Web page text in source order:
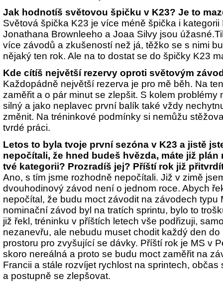
Jak hodnotíš světovou špičku v K23? Je to
Světová špička K23 je více méně špička i
Jonathana Brownleeho a Joaa Silvy jsou
více závodů a zkušeností než já, těžko se s nimi
nějaký ten rok. Ale na to dostat se do špičky K23
Kde cítíš největší rezervy oproti světovým
Každopádně největší rezerva je pro mě běh. Na
zaměřit a o pár minut se zlepšit. S kolem problémy
silný a jako neplavec první balík také vždy
změnit. Na tréninkové podmínky si nemůžu
tvrdé práci.
Letos to byla tvoje první sezóna v K23 a jistě
nepočítali, že hned budeš hvězda, máte již plán
tvé kategorii? Prozradíš jej? Příští rok již
Ano, s tím jsme rozhodně nepočítali. Již v zimě
dvouhodinový závod není o jednom roce. Abych
nepočítal, že budu moct závodit na závodech typu
nominační závod byl na tratích sprintu, bylo to
již řekl, tréninku v příštích letech vše podřizuji,
nezanevřu, ale nebudu muset chodit každý den
prostoru pro zvyšující se dávky. Příští rok je MS v
skoro nereálná a proto se budu moct zaměřit na
Francii a stále rozvíjet rychlost na sprintech, občas
a postupně se zlepšovat.